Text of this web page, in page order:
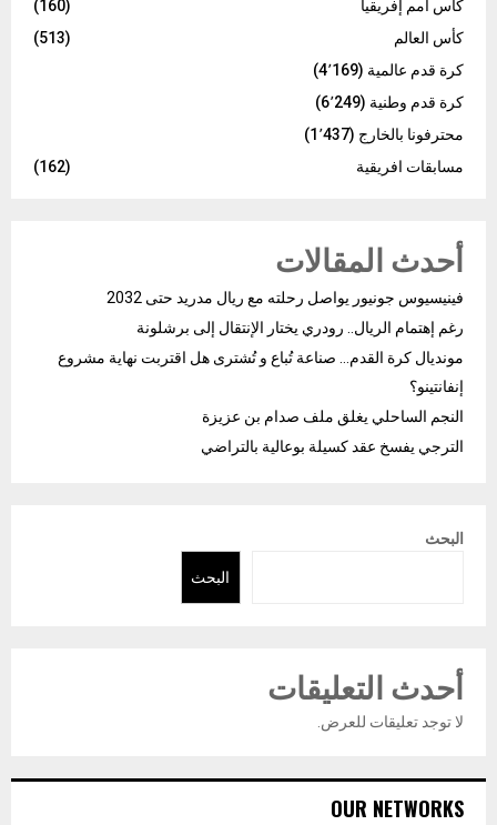
كأس أمم إفريقيا
(160)
كأس العالم
(513)
كرة قدم عالمية (4٬169)
كرة قدم وطنية (6٬249)
محترفونا بالخارج (1٬437)
مسابقات افريقية
(162)
أحدث المقالات
فينيسيوس جونيور يواصل رحلته مع ريال مدريد حتى 2032
رغم إهتمام الريال.. رودري يختار الإنتقال إلى برشلونة
مونديال كرة القدم… صناعة تُباع و تُشترى هل اقتربت نهاية مشروع
إنفانتينو؟
النجم الساحلي يغلق ملف صدام بن عزيزة
الترجي يفسخ عقد كسيلة بوعالية بالتراضي
البحث
البحث
أحدث التعليقات
لا توجد تعليقات للعرض.
OUR NETWORKS